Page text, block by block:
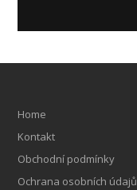
Home
Kontakt
Obchodní podmínky
Ochrana osobních údajů